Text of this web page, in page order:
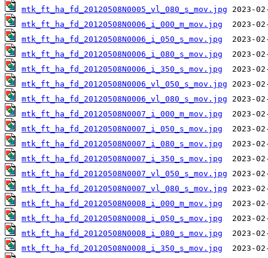
mtk_ft_ha_fd_20120508N0005_vl_080_s_mov.jpg
mtk_ft_ha_fd_20120508N0006_i_000_m_mov.jpg
mtk_ft_ha_fd_20120508N0006_i_050_s_mov.jpg
mtk_ft_ha_fd_20120508N0006_i_080_s_mov.jpg
mtk_ft_ha_fd_20120508N0006_i_350_s_mov.jpg
mtk_ft_ha_fd_20120508N0006_vl_050_s_mov.jpg
mtk_ft_ha_fd_20120508N0006_vl_080_s_mov.jpg
mtk_ft_ha_fd_20120508N0007_i_000_m_mov.jpg
mtk_ft_ha_fd_20120508N0007_i_050_s_mov.jpg
mtk_ft_ha_fd_20120508N0007_i_080_s_mov.jpg
mtk_ft_ha_fd_20120508N0007_i_350_s_mov.jpg
mtk_ft_ha_fd_20120508N0007_vl_050_s_mov.jpg
mtk_ft_ha_fd_20120508N0007_vl_080_s_mov.jpg
mtk_ft_ha_fd_20120508N0008_i_000_m_mov.jpg
mtk_ft_ha_fd_20120508N0008_i_050_s_mov.jpg
mtk_ft_ha_fd_20120508N0008_i_080_s_mov.jpg
mtk_ft_ha_fd_20120508N0008_i_350_s_mov.jpg